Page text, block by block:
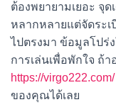
ต้องพยายามเยอะ จุ
หลากหลายแต่จัดระเ
ไปตรงมา ข้อมูลโปร่
การเล่นเพื่อพักใจ ถ้
https://virgo222.com/
ของคุณได้เลย